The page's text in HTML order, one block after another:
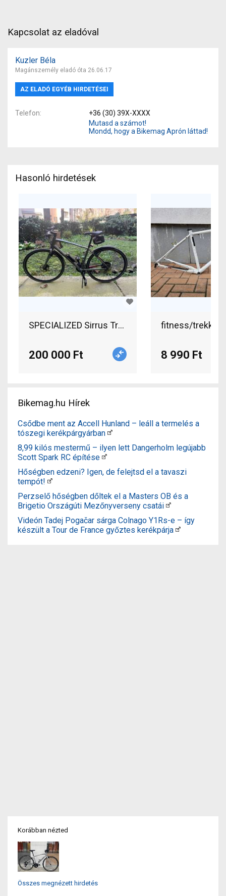
Kapcsolat az eladóval
Kuzler Béla
Magánszemély eladó óta 26.06.17
AZ ELADÓ EGYÉB HIRDETÉSEI
Telefon
+36 (30) 39X-XXXX
Mutasd a számot!
Mondd, hogy a Bikemag Aprón láttad!
Hasonló hirdetések
SPECIALIZED Sirrus Trekking/cross tárcsafék
200 000 Ft
fitness/trekking
8 990 Ft
Bikemag.hu Hírek
Csődbe ment az Accell Hunland – leáll a termelés a
tószegi kerékpárgyárban
8,99 kilós mestermű – ilyen lett Dangerholm legújabb
Scott Spark RC építése
Hőségben edzeni? Igen, de felejtsd el a tavaszi
tempót!
Perzselő hőségben dőltek el a Masters OB és a
Brigetio Országúti Mezőnyverseny csatái
Videón Tadej Pogačar sárga Colnago Y1Rs-e – így
készült a Tour de France győztes kerékpárja
Korábban nézted
Összes megnézett hirdetés